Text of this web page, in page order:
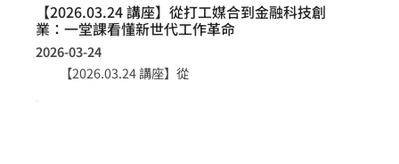
【2026.03.24 講座】從打工媒合到金融科技創
業：一堂課看懂新世代工作革命
2026-03-24
【2026.03.24 講座】從